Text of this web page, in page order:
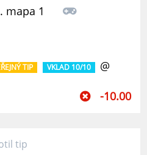
mapa 1
TIP VKLAD 10/10
@
-10.00
tip